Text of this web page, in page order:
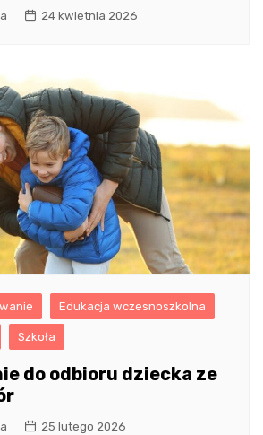
24 kwietnia 2026
Edukacja wczesnoszkolna
Szkoła
do odbioru dziecka ze
25 lutego 2026